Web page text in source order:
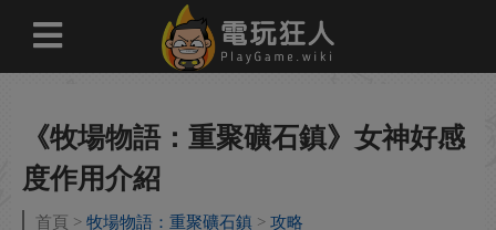
《牧場物語：重聚礦石鎮》女神好感
度作用介紹
首頁 牧場物語：重聚礦石鎮 攻略